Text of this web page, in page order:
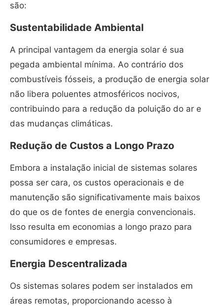
são:
Sustentabilidade Ambiental
A principal vantagem da energia solar é sua
pegada ambiental mínima. Ao contrário dos
combustíveis fósseis, a produção de energia solar
não libera poluentes atmosféricos nocivos,
contribuindo para a redução da poluição do ar e
das mudanças climáticas.
Redução de Custos a Longo Prazo
Embora a instalação inicial de sistemas solares
possa ser cara, os custos operacionais e de
manutenção são significativamente mais baixos
do que os de fontes de energia convencionais.
Isso resulta em economias a longo prazo para
consumidores e empresas.
Energia Descentralizada
Os sistemas solares podem ser instalados em
áreas remotas, proporcionando acesso à